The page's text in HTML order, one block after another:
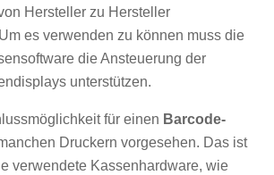
Hersteller zu Hersteller
es verwenden zu können muss die
die Ansteuerung der
unterstützen.
für einen Barcode-
Druckern vorgesehen. Das ist
verwendete Kassenhardware, wie